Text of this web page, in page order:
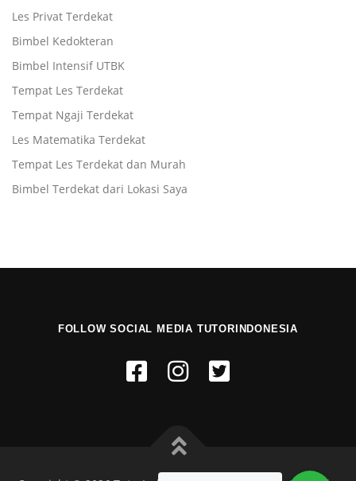
Les Privat Terdekat
Bimbel Kedokteran
Bimbel Intensif UTBK
Tempat Les Terdekat
Tempat Ngaji Terdekat
Les Matematika Terdekat
Tempat Les Terdekat dan Murah
Bimbel Terdekat dari Lokasi Saya
FOLLOW SOCIAL MEDIA TUTORINDONESIA